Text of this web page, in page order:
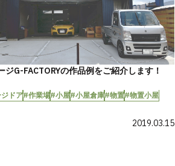
ジG-FACTORYの作品例をご紹介します！
ドア#作業場#小屋#小屋倉庫#物置#物置小屋
2019.03.15